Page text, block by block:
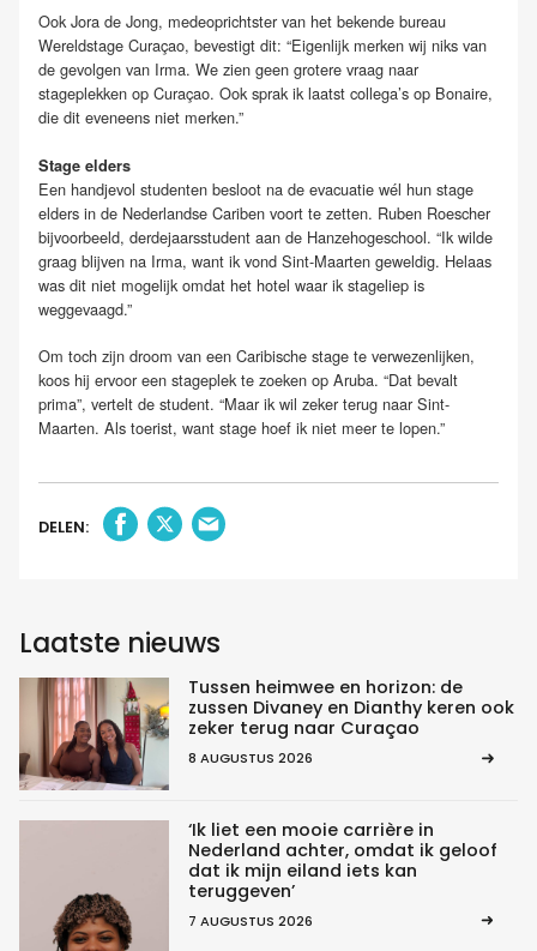
Ook Jora de Jong, medeoprichtster van het bekende bureau
Wereldstage Curaçao, bevestigt dit: “Eigenlijk merken wij niks van
de gevolgen van Irma. We zien geen grotere vraag naar
stageplekken op Curaçao. Ook sprak ik laatst collega’s op Bonaire,
die dit eveneens niet merken.”
Stage elders
Een handjevol studenten besloot na de evacuatie wél hun stage
elders in de Nederlandse Cariben voort te zetten. Ruben Roescher
bijvoorbeeld, derdejaarsstudent aan de Hanzehogeschool. “Ik wilde
graag blijven na Irma, want ik vond Sint-Maarten geweldig. Helaas
was dit niet mogelijk omdat het hotel waar ik stageliep is
weggevaagd.”
Om toch zijn droom van een Caribische stage te verwezenlijken,
koos hij ervoor een stageplek te zoeken op Aruba. “Dat bevalt
prima”, vertelt de student. “Maar ik wil zeker terug naar Sint-
Maarten. Als toerist, want stage hoef ik niet meer te lopen.”
DELEN:
Laatste nieuws
Tussen heimwee en horizon: de
zussen Divaney en Dianthy keren ook
zeker terug naar Curaçao
8 AUGUSTUS 2026
‘Ik liet een mooie carrière in
Nederland achter, omdat ik geloof
dat ik mijn eiland iets kan
teruggeven’
7 AUGUSTUS 2026